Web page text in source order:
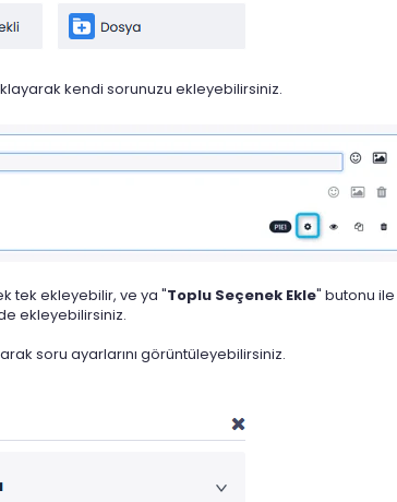
kendi sorunuzu ekleyebilirsiniz.
tek ekleyebilir, ve ya "Toplu Seçenek Ekle" butonu ile
ekleyebilirsiniz.
soru ayarlarını görüntüleyebilirsiniz.